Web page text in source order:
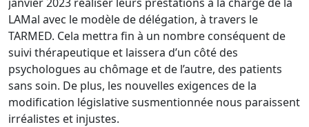
LAMal avec le modèle de délégation, à travers le
TARMED. Cela mettra fin à un nombre conséquent de
suivi thérapeutique et laissera d’un côté des
psychologues au chômage et de l’autre, des patients
sans soin. De plus, les nouvelles exigences de la
modification législative susmentionnée nous paraissent
irréalistes et injustes.